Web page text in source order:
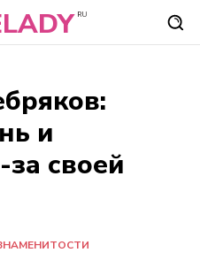
RU
и
своей